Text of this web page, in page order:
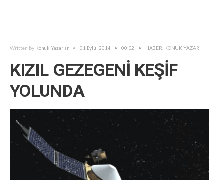
Written by Konuk Yazarlar • 01 Eylül 2014 • 00:02 • HABER KONUK YAZAR
KIZIL GEZEGENİ KEŞİF
YOLUNDA